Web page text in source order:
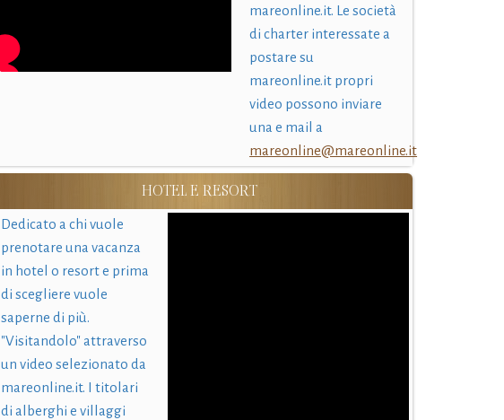
mareonline.it. Le società
di charter interessate a
postare su
mareonline.it propri
video possono inviare
una e mail a
mareonline@mareonline.it
HOTEL E RESORT
Dedicato a chi vuole
prenotare una vacanza
in hotel o resort e prima
di scegliere vuole
saperne di più.
"Visitandolo" attraverso
un video selezionato da
mareonline.it. I titolari
di alberghi e villaggi